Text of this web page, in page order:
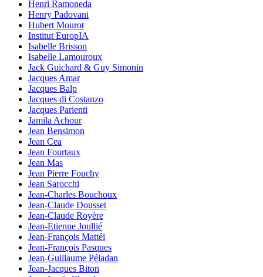
Henri Ramoneda
Henry Padovani
Hubert Mourot
Institut EuropIA
Isabelle Brisson
Isabelle Lamouroux
Jack Guichard & Guy Simonin
Jacques Amar
Jacques Balp
Jacques di Costanzo
Jacques Parienti
Jamila Achour
Jean Bensimon
Jean Cea
Jean Fourtaux
Jean Mas
Jean Pierre Fouchy
Jean Sarocchi
Jean-Charles Bouchoux
Jean-Claude Dousset
Jean-Claude Royère
Jean-Etienne Joullié
Jean-François Mattéi
Jean-François Pasques
Jean-Guillaume Péladan
Jean-Jacques Biton